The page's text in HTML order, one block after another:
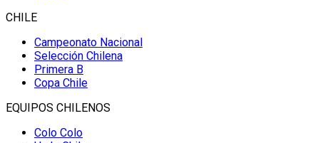
CHILE
Campeonato Nacional
Selección Chilena
Primera B
Copa Chile
EQUIPOS CHILENOS
Colo Colo